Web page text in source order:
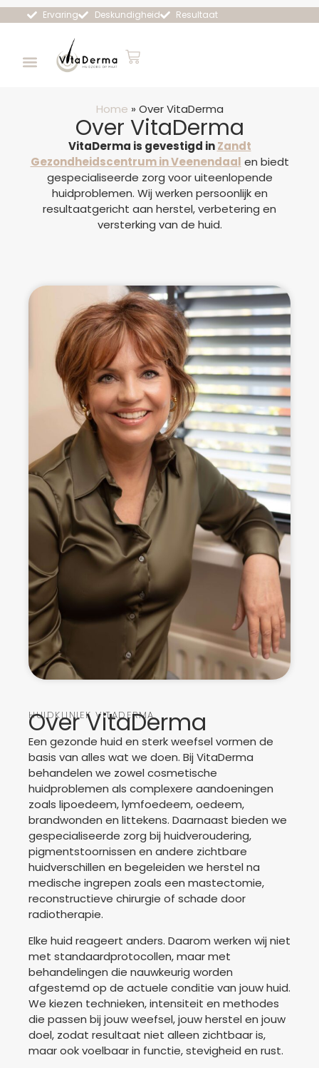
Ervaring Deskundigheid Resultaat
Home » Over VitaDerma
Over VitaDerma
VitaDerma is gevestigd inZandt
Gezondheidscentrum in Veenendaal en biedt
gespecialiseerde zorg voor uiteenlopende
huidproblemen. Wij werken persoonlijk en
resultaatgericht aan herstel, verbetering en
versterking van de huid.
HUIDKLINIEK VITADERMA
Over VitaDerma
Een gezonde huid en sterk weefsel vormen de
basis van alles wat we doen. Bij VitaDerma
behandelen we zowel cosmetische
huidproblemen als complexere aandoeningen
zoals lipoedeem, lymfoedeem, oedeem,
brandwonden en littekens. Daarnaast bieden we
gespecialiseerde zorg bij huidveroudering,
pigmentstoornissen en andere zichtbare
huidverschillen en begeleiden we herstel na
medische ingrepen zoals een mastectomie,
reconstructieve chirurgie of schade door
radiotherapie.
Elke huid reageert anders. Daarom werken wij niet
met standaardprotocollen, maar met
behandelingen die nauwkeurig worden
afgestemd op de actuele conditie van jouw huid.
We kiezen technieken, intensiteit en methodes
die passen bij jouw weefsel, jouw herstel en jouw
doel, zodat resultaat niet alleen zichtbaar is,
maar ook voelbaar in functie, stevigheid en rust.